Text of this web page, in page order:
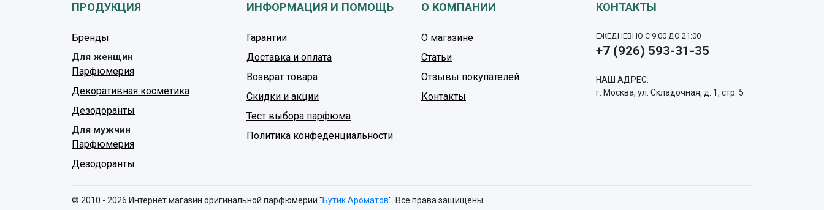
ПРОДУКЦИЯ
Бренды
Для женщин
Парфюмерия
Декоративная косметика
Дезодоранты
Для мужчин
Парфюмерия
Дезодоранты
ИНФОРМАЦИЯ И ПОМОЩЬ
Гарантии
Доставка и оплата
Возврат товара
Скидки и акции
Тест выбора парфюма
Политика конфеденциальности
О КОМПАНИИ
О магазине
Статьи
Отзывы покупателей
Контакты
КОНТАКТЫ
ЕЖЕДНЕВНО С 9:00 ДО 21:00
+7 (926) 593-31-35
НАШ АДРЕС:
г. Москва, ул. Складочная, д. 1, стр. 5
© 2010 - 2026 Интернет магазин оригинальной парфюмерии "Бутик Ароматов". Все права защищены